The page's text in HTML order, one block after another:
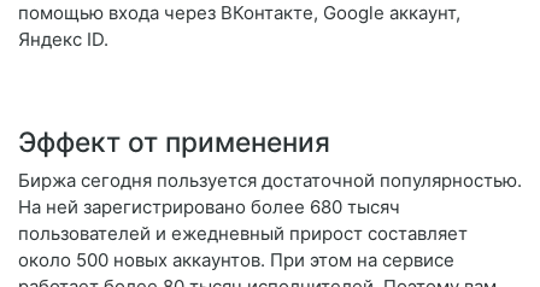
помощью входа через ВКонтакте, Google аккаунт,
Яндекс ID.
Эффект от применения
Биржа сегодня пользуется достаточной популярностью.
На ней зарегистрировано более 680 тысяч
пользователей и ежедневный прирост составляет
около 500 новых аккаунтов. При этом на сервисе